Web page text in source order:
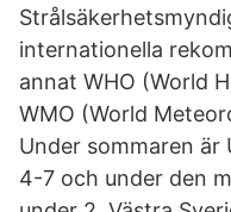
internationella
annat WHO (World
WMO (World
Under sommaren är
4-7 och under den